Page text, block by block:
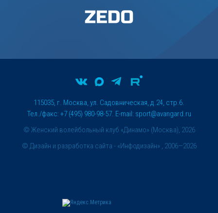
© Женский волейбольный клуб «Динамо» (Москва), 2026
115035, г. Москва, ул. Садовническая, д.24, стр.6.
Тел./факс: +7 (495) 980-98-57. E-mail: sport@avangard.ru
© Дизайн и разработка сайта - «Инфодизайн» , 2006—2026